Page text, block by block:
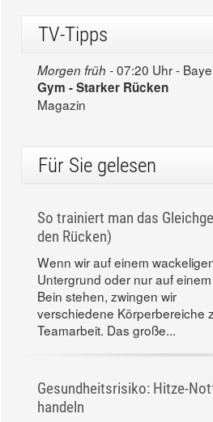
TV-Tipps
Morgen früh -07:20 Uhr -
Gym - Starker Rücken
Magazin
Für Sie gelesen
So trainiert man das
den Rücken)
Wenn wir auf einem
Untergrund oder nur auf einem
Bein stehen, zwingen wir
verschiedene Körperbereiche
Teamarbeit. Das große...
Gesundheitsrisiko: Hitze-
handeln